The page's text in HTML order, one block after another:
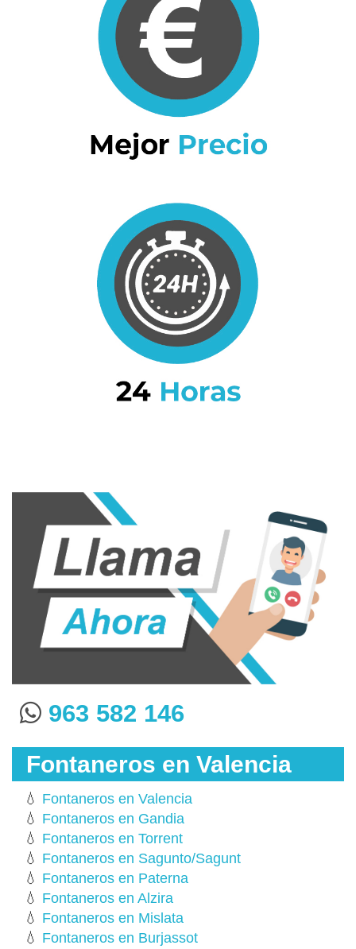
963 582 146
Fontaneros en Valencia
💧 Fontaneros en Valencia
💧 Fontaneros en Gandia
💧 Fontaneros en Torrent
💧 Fontaneros en Sagunto/Sagunt
💧 Fontaneros en Paterna
💧 Fontaneros en Alzira
💧 Fontaneros en Mislata
💧 Fontaneros en Burjassot